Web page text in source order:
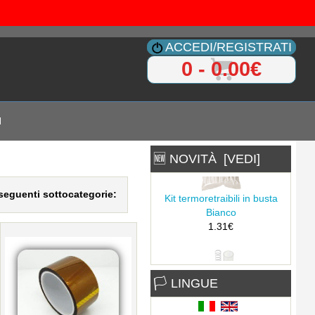
ACCEDI/REGISTRATI
0 - 0.00€
sottocategorie:
🆕 NOVITÀ [VEDI]
Kit termoretraibili in busta
Bianco
1.31€
2.88€
🏳 LINGUE